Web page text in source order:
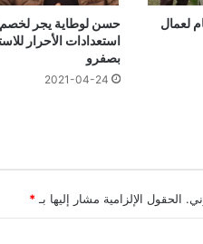
لعمال
حسن لوطاية يجر لخصم
استعدادات الأحرار
بصفرو
2021-04-24
الحقول الإلزامية مشار إليها بـ *